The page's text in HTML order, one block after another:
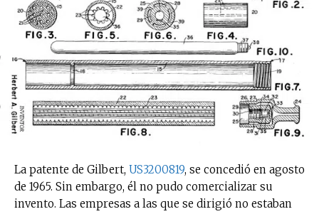
La patente de Gilbert, US3200819, se concedió en agosto
de 1965. Sin embargo, él no pudo comercializar su
invento. Las empresas a las que se dirigió no estaban